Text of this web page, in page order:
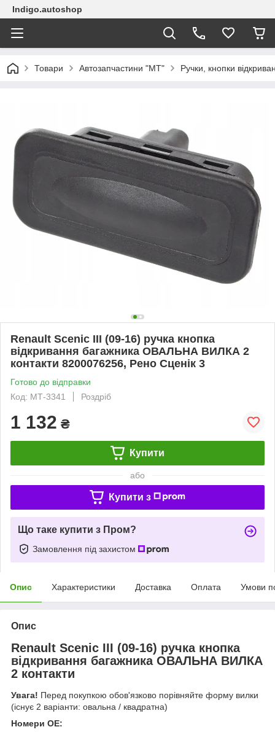
Indigo.autoshop
Товари Автозапчастини "МТ" Ручки, кнопки
Renault Scenic III (09-16) ручка кнопка
відкривання багажника ОВАЛЬНА ВИЛКА 2
контакти 8200076256, Рено Сценік 3
Готово до відправки
Код: МТ-3341
Роздріб
1 132 ₴
Купити
або
Купити з
Що таке купити з Пром?
Замовлення під захистом
Опис Характеристики Доставка Оплата Умови
Опис
Renault Scenic III (09-16) ручка кнопка
відкривання багажника ОВАЛЬНА ВИЛКА
2 контакти
Увага! Перед покупкою обов'язково порівняйте форму вилки
(існує 2 варіанти: овальна / квадратна)
Номери OE: